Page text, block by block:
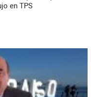
en TPS